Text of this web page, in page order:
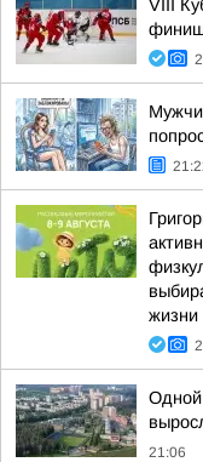
VIII
жизни
Одной
21:06